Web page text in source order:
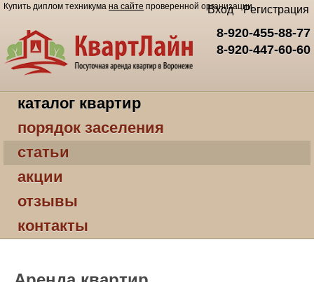
Купить диплом техникума на сайте проверенной организации
8-920-455-88-77
8-920-447-60-60
Вход Регистрация
каталог квартир
порядок заселения
статьи
акции
отзывы
контакты